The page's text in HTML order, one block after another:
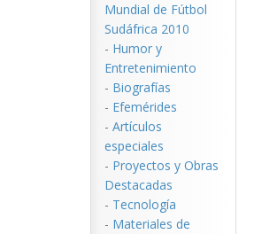
Mundial de Fútbol
Sudáfrica 2010
- Humor y
Entretenimiento
- Biografías
- Efemérides
- Artículos
especiales
- Proyectos y Obras
Destacadas
- Tecnología
- Materiales de